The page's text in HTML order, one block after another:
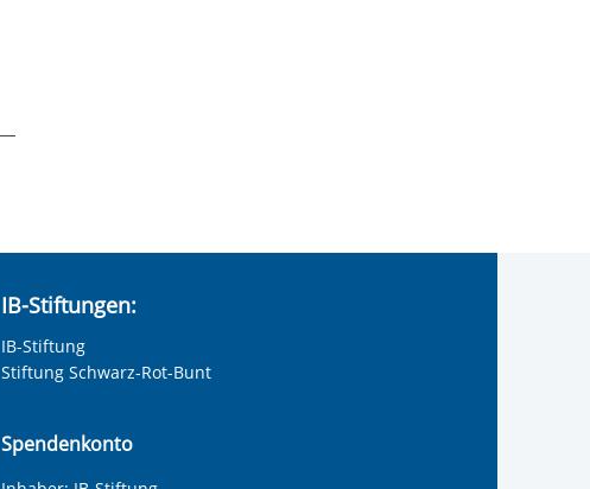
IB-Stiftungen:
IB-Stiftung
Stiftung Schwarz-Rot-Bunt
Spendenkonto